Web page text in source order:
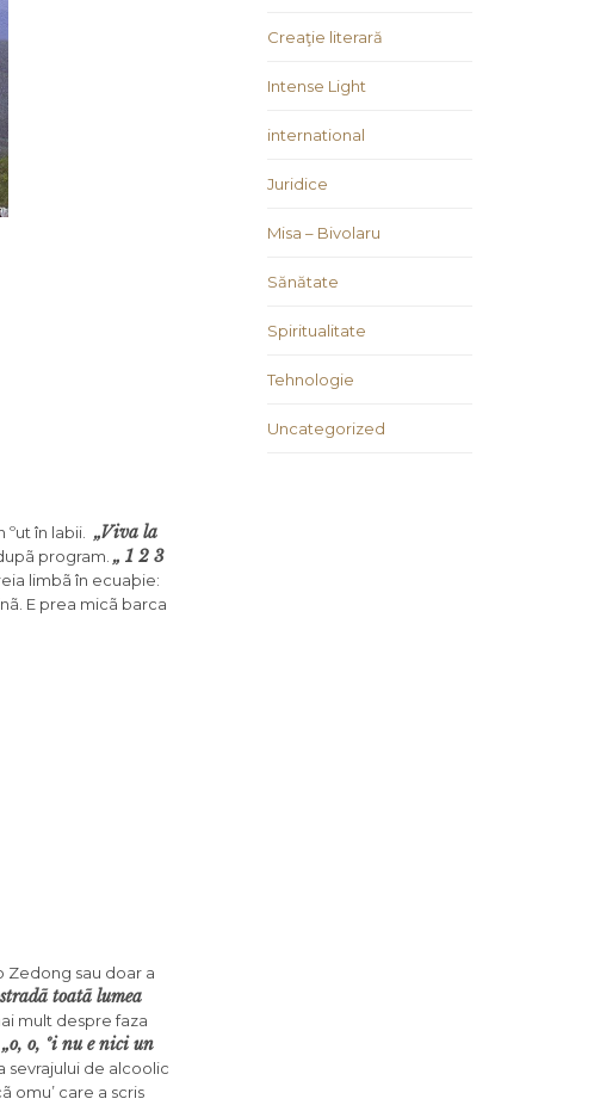
în labii.
„Viva la
program. „ 1 2 3
limbã în ecuaþie:
E prea micã barca
Zedong sau doar a
toatã lumea
mult despre faza
„o, o, ºi nu e nici un
sevrajului de alcoolic
omu’ care a scris
Creaţie literară
Intense Light
international
Juridice
Misa – Bivolaru
Sănătate
Spiritualitate
Tehnologie
Uncategorized